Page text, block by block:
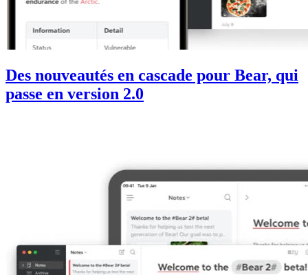
Des nouveautés en cascade pour Bear, qui
passe en version 2.0